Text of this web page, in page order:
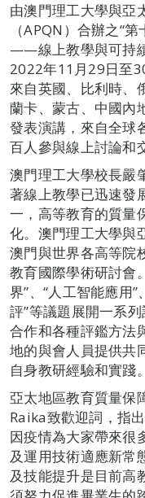
由澳門理工大學與亞
（APQN）合辦之“
——線上教學與可持
2022年11月29日至
來自英國、比利時、
蘭卡、蒙古、中國內
發表演講，來自全球
百人參與線上討論和
澳門理工大學校長嚴
著線上教學已迅速發
一，高等教育的質量
化。澳門理工大學與
澳門與世界各高等院
教育國際學術研討會
界”、“人工智能應用
評”等議題展開一系
合作和各種評鑑方法
地的與會人員提供共
自身教研經驗和實踐。
亞太地區教育質量
Raika致歡迎詞，指
因疫情為大家帶來很
及運用技術適應新常
及技能提升是目前高